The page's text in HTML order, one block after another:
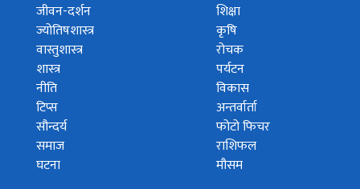
जीवन-दर्शन
ज्योतिषशास्त्र
वास्तुशास्त्र
शास्त्र
नीति
टिप्स
सौन्दर्य
समाज
घटना
शिक्षा
कृषि
रोचक
पर्यटन
विकास
अन्तर्वार्ता
फोटो फिचर
राशिफल
मौसम